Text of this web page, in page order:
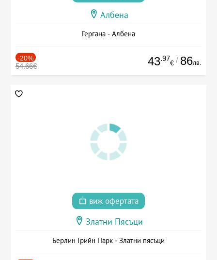
Албена
Гергана - Албена
-20%
54.66€ 43.97
€ / 86лв.
виж офертата
Златни Пясъци
Берлин Грийн Парк - Златни пясъци